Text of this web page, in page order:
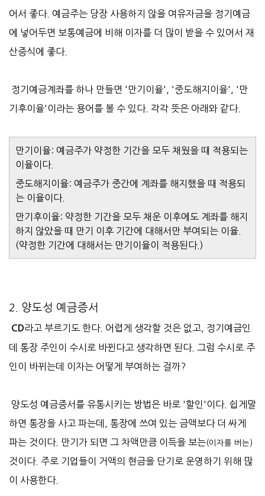
어서 좋다. 예금주는 당장 사용하지 않을 여유자금을 정기예금
에 넣어두면 보통예금에 비해 이자를 더 많이 받을 수 있어서 재
산증식에 좋다.
정기예금계좌를 하나 만들면 '만기이율', '중도해지이율', '만
기후이율'이라는 용어를 볼 수 있다. 각각 뜻은 아래와 같다.
만기이율: 예금주가 약정한 기간을 모두 채웠을 때 적용되는
이율이다.
중도해지이율: 예금주가 중간에 계좌를 해지했을 때 적용되
는 이율이다.
만기후이율: 약정한 기간을 모두 채운 이후에도 계좌를 해지
하지 않았을 때 만기 이후 기간에 대해서만 부여되는 이율.
(약정한 기간에 대해서는 만기이율이 적용된다.)
2. 양도성 예금증서
CD라고 부르기도 한다. 어렵게 생각할 것은 없고, 정기예금인
데 통장 주인이 수시로 바뀐다고 생각하면 된다. 그럼 수시로 주
인이 바뀌는데 이자는 어떻게 부여하는 걸까?
양도성 예금증서를 유통시키는 방법은 바로 '할인'이다. 쉽게말
하면 통장을 사고 파는데, 통장에 쓰여 있는 금액보다 더 싸게
파는 것이다. 만기가 되면 그 차액만큼 이득을 보는(이자를 버는)
것이다. 주로 기업들이 거액의 현금을 단기로 운영하기 위해 많
이 사용한다.